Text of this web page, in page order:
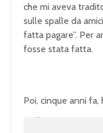
che mi aveva
sulle spalle da
fatta pagare”. Per
fosse stata fatta.
Poi, cinque anni